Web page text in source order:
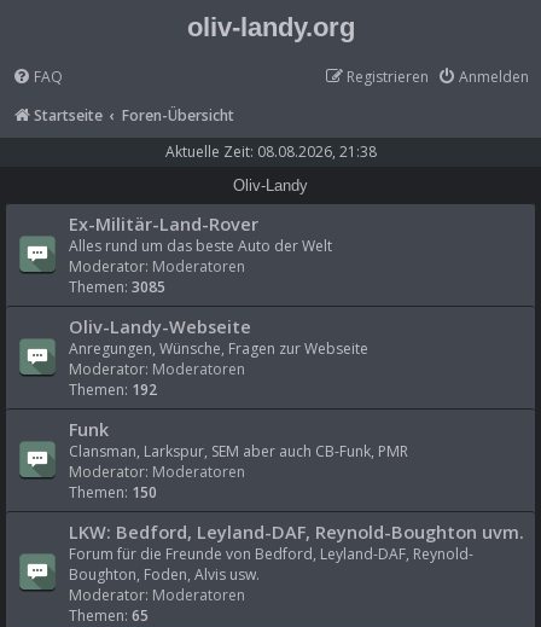
oliv-landy.org
FAQ Anmelden
Registrieren
Startseite
Foren-Übersicht
Aktuelle Zeit: 08.08.2026, 21:38
Oliv-Landy
Ex-Militär-Land-Rover
Alles rund um das beste Auto der Welt
Moderator: Moderatoren
Themen: 3085
Oliv-Landy-Webseite
Anregungen, Wünsche, Fragen zur Webseite
Moderator: Moderatoren
Themen: 192
Funk
Clansman, Larkspur, SEM aber auch CB-Funk, PMR
Moderator: Moderatoren
Themen: 150
LKW: Bedford, Leyland-DAF, Reynold-Boughton uvm.
Forum für die Freunde von Bedford, Leyland-DAF, Reynold-
Boughton, Foden, Alvis usw.
Moderator: Moderatoren
Themen: 65